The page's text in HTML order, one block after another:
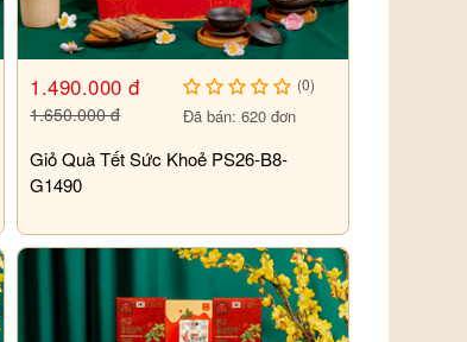
1.490.000 đ
1.650.000 đ
(0)
Đã bán: 620 đơn
Giỏ Quà Tết Sức Khoẻ PS26-B8-
G1490